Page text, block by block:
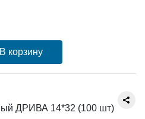
В корзину